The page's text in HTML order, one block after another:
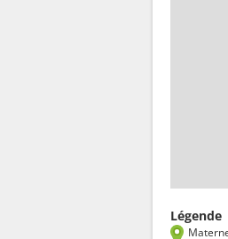
Légende